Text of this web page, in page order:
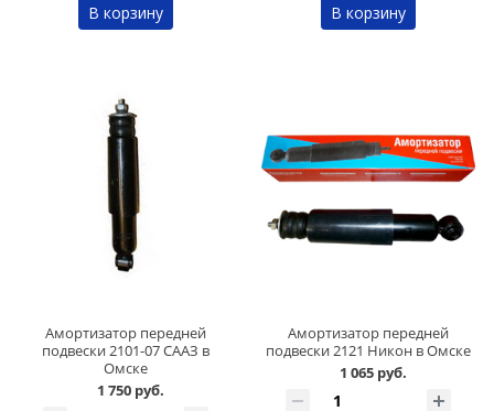
В корзину В корзину
Амортизатор передней
подвески 2101-07 СААЗ в
Омске
1 750 руб.
Амортизатор передней
подвески 2121 Никон в Омске
1 065 руб.